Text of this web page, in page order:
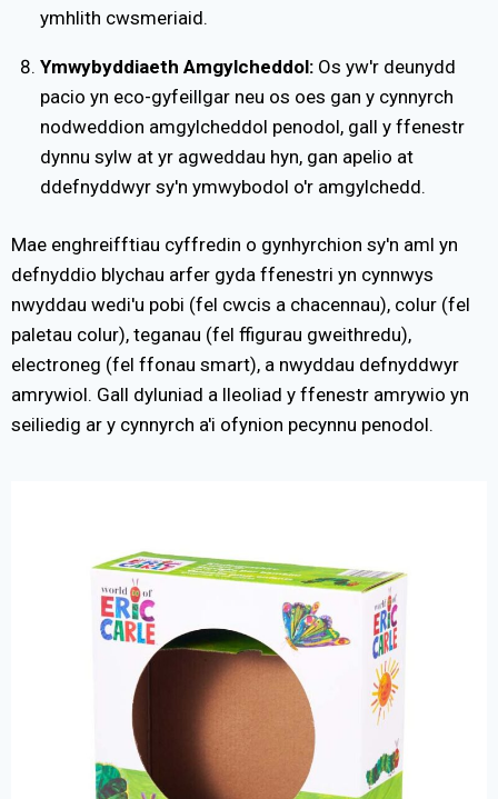
ymhlith cwsmeriaid.
Ymwybyddiaeth Amgylcheddol:Os yw'r deunydd
pacio yn eco-gyfeillgar neu os oes gan y cynnyrch
nodweddion amgylcheddol penodol, gall y ffenestr
dynnu sylw at yr agweddau hyn, gan apelio at
ddefnyddwyr sy'n ymwybodol o'r amgylchedd.
Mae enghreifftiau cyffredin o gynhyrchion sy'n aml yn
defnyddio blychau arfer gyda ffenestri yn cynnwys
nwyddau wedi'u pobi (fel cwcis a chacennau), colur (fel
paletau colur), teganau (fel ffigurau gweithredu),
electroneg (fel ffonau smart), a nwyddau defnyddwyr
amrywiol. Gall dyluniad a lleoliad y ffenestr amrywio yn
seiliedig ar y cynnyrch a'i ofynion pecynnu penodol.